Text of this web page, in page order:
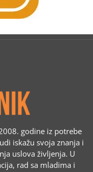
godine iz potrebe
iskažu svoja znanja i
uslova življenja. U
rad sa mladima i